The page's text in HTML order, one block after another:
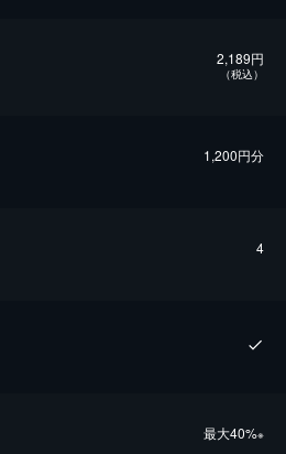
2,189円
（税込）
1,200円分
4
最⼤40%※